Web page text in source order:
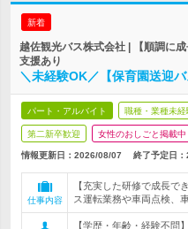
新着
越佐観光バス株式会社 | 【順調に
支援あり
＼未経験OK／【保育園送迎バ
パート・アルバイト 職種・業種未経
第二新卒歓迎 女性のおしごと掲載中
情報更新日：2026/08/07 終了予定日：
仕事内容
【充実した研修で成長で
ス運転業務や車両点検、
【学歴・年齢・経験不問